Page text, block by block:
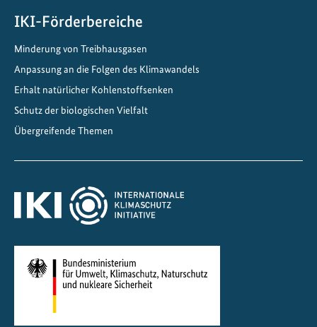
IKI-Förderbereiche
Minderung von Treibhausgasen
Anpassung an die Folgen des Klimawandels
Erhalt natürlicher Kohlenstoffsenken
Schutz der biologischen Vielfalt
Übergreifende Themen